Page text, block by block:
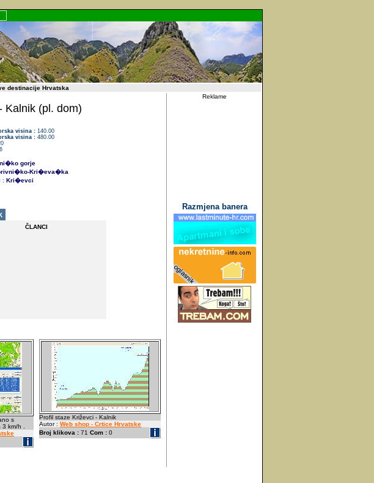
destinacije Hrvatska
Kalnik (pl. dom)
visina : 140.00
visina : 480.00
6
gorje
Kri�eva�ka
: Kri�evci
ČLANCI
s
km/h .
Profil staze Križevci - Kalnik
Autor : Web shop - Crtice Hrvatske
Broj klikova : 71 Com : 0
Reklame
Razmjena banera